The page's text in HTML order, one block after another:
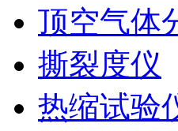
顶空气体
撕裂度仪
热缩试验